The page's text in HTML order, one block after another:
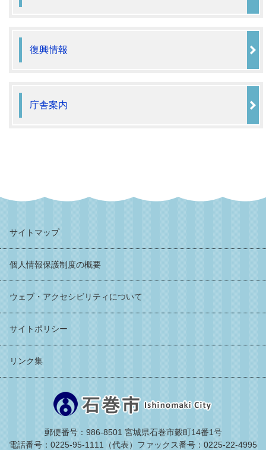
復興情報
庁舎案内
サイトマップ
個人情報保護制度の概要
ウェブ・アクセシビリティについて
サイトポリシー
リンク集
郵便番号：986-8501 宮城県石巻市穀町14番1号
電話番号：0225-95-1111（代表） ファックス番号：0225-22-4995